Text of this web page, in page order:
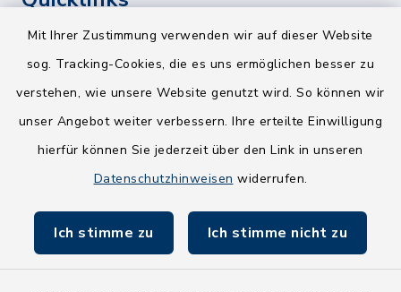
Mit Ihrer Zustimmung verwenden wir auf dieser Website
sog. Tracking-Cookies, die es uns ermöglichen besser zu
verstehen, wie unsere Website genutzt wird. So können wir
unser Angebot weiter verbessern. Ihre erteilte Einwilligung
hierfür können Sie jederzeit über den Link in unseren
Datenschutzhinweisen widerrufen.
Ich stimme zu Ich stimme nicht zu
Kreis Segeberg
NEU! Amtsbroschüre 2026
Holsteiner Auenland
Fundbüro